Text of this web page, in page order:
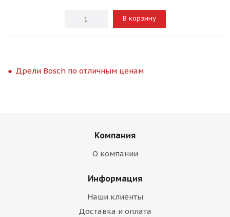
В корзину
Дрели Bosch по отличным ценам
Компания
О компании
Информация
Наши клиенты
Доставка и оплата